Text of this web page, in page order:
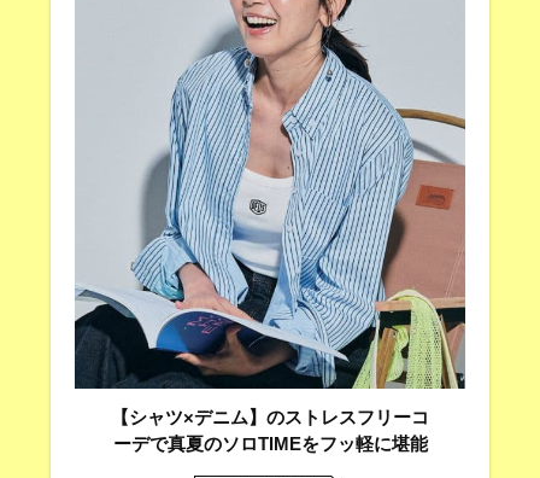
【シャツ×デニム】のストレスフリーコ
ーデで真夏のソロTIMEをフッ軽に堪能